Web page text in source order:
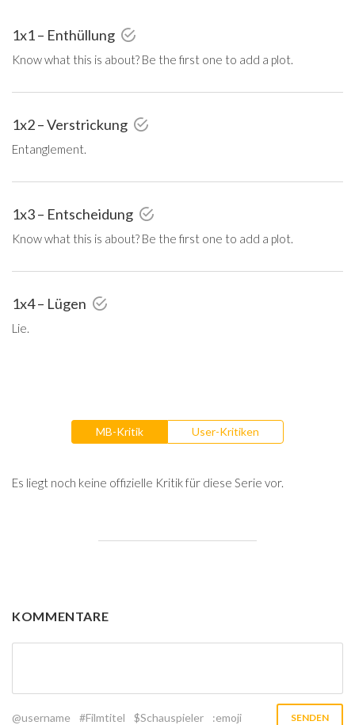
1x1 – Enthüllung
Know what this is about? Be the first one to add a plot.
1x2 – Verstrickung
Entanglement.
1x3 – Entscheidung
Know what this is about? Be the first one to add a plot.
1x4 – Lügen
Lie.
MB-Kritik User-Kritiken
Es liegt noch keine offizielle Kritik für diese Serie vor.
KOMMENTARE
@username #Filmtitel $Schauspieler :emoji